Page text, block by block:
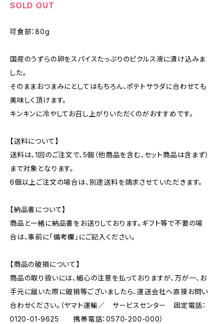
SOLD OUT
可食部：80g
国産のうずらの卵をスパイスたっぷりのピクルス液に漬け込みま
した。
そのままおつまみにとしてはもちろん、ポテトサラダに合わせても
美味しく頂けます。
キンキンに冷やしてお召し上がりいただくのがおすすめです。
【送料について】
送料は、1回のご注文で、5個（他商品を含む、セット商品は含まず）
まで対象となります。
6個以上ご注文の場合は、別途送料を請求させていただきます。
【納品書について】
商品と一緒に納品書をお送りしております。ギフト等で不要の場
合は、事前に「備考欄」にご記入ください。
【商品の破損について】
商品の取り扱いには、細心の注意を払っておりますが、万が一、お
手元に届いた際に破損等ございましたら、運送会社へ直接お問い
合わせください。（ヤマト運輸／ サービスセンター 固定電話：
0120-01-9625 携帯電話：0570-200-000）